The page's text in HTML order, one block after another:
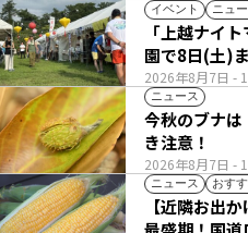
イベント ニュ
2026年8月7日 -
「上越ナイ
園で8日(土)
ニュース
2026年8月7日 -
今秋のブナは「豊作」
き注意！
ニュース おす
【近隣お出